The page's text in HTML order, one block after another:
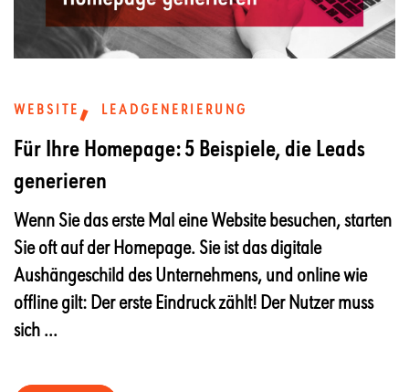
WEBSITE , LEADGENERIERUNG
Für Ihre Homepage: 5 Beispiele, die Leads
generieren
Wenn Sie das erste Mal eine Website besuchen, starten
Sie oft auf der Homepage. Sie ist das digitale
Aushängeschild des Unternehmens, und online wie
offline gilt: Der erste Eindruck zählt! Der Nutzer muss
sich ...